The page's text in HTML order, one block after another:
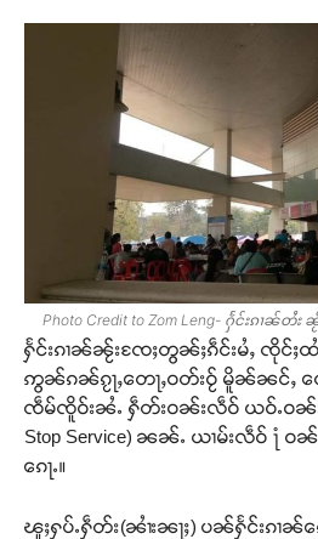
Photo Credit to Zom Leng- ႁႅင်းၵၢၼ်တႆ
ႁႅင်းၵၢၼ်ၼႂ်းၸႄႈတွၼ်ႈၵဵင်းမႆႇ ၸိုင်ႈ
ဢွၼ်ၵၼ်ၵႂႃႇတေႃႇဝတ်းဝႂ် မိူၼ်ၼင်ႇ တေ
ၸဵမ်ၸိူဝ်းၼႆႉ ႁဵတ်းဝၼ်းလဵဝ် ယဝ်ႉဝၼ်း
Stop Service) ၼၼ်ႉ ယၢမ်းလဵဝ် ႞
ၵေႃႉ။
ၽူႈႁပ်ႉႁဵတ်း(ၼၢႆးၼႃႈ) ပၼ်ႁႅင်းၵၢၼ်ၵ